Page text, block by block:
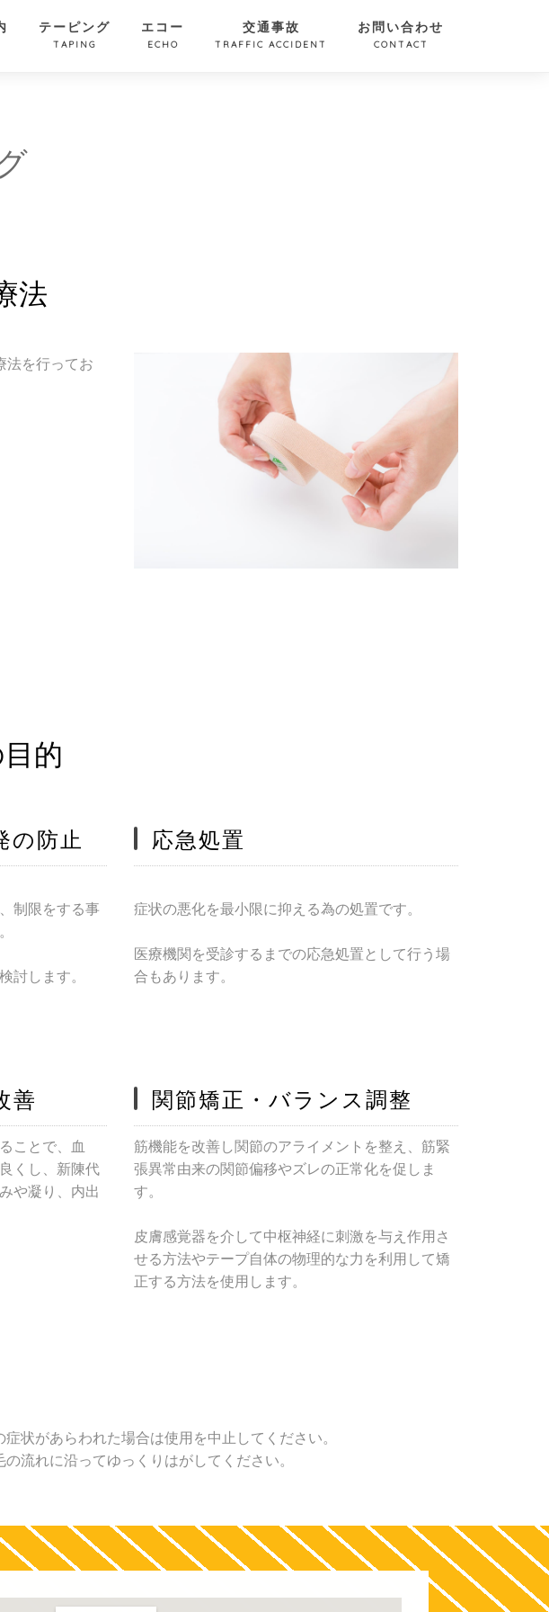
テーピング
TAPING
エコー
ECHO
交通事故
TRAFFIC ACCIDENT
お問い合わせ
CONTACT
法
法を行ってお
的
の防止
制限をする事
討します。
応急処置
症状の悪化を最小限に抑える為の処置です。
医療機関を受診するまでの応急処置として行う場
合もあります。
善
ことで、血
くし、新陳代
や凝り、内出
関節矯正・バランス調整
筋機能を改善し関節のアライメントを整え、筋緊
張異常由来の関節偏移やズレの正常化を促しま
す。
皮膚感覚器を介して中枢神経に刺激を与え作用さ
せる方法やテープ自体の物理的な力を利用して矯
正する方法を使用します。
状があらわれた場合は使用を中止してください。
流れに沿ってゆっくりはがしてください。